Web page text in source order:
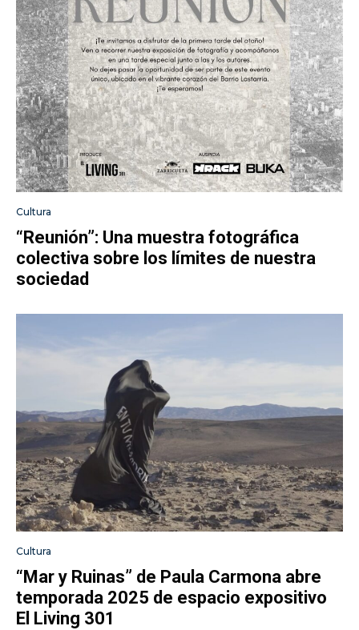
Cultura
“Reunión”: Una muestra fotográfica
colectiva sobre los límites de nuestra
sociedad
Cultura
“Mar y Ruinas” de Paula Carmona abre
temporada 2025 de espacio expositivo
El Living 301